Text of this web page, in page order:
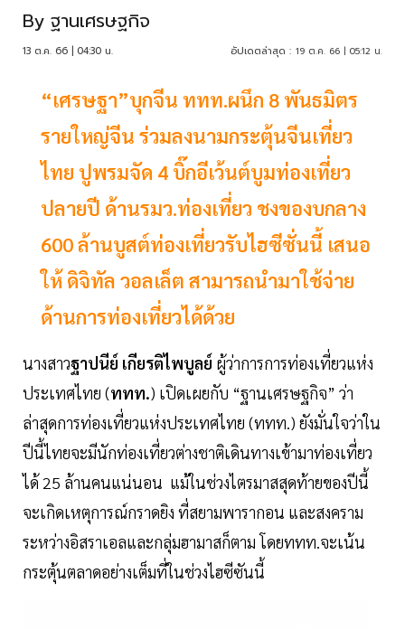
By ฐานเศรษฐกิจ
13 ต.ค. 66 | 04:30 น. อัปเดตล่าสุด : 19 ต.ค. 66 | 05:12 น.
“เศรษฐา”บุกจีน ททท.ผนึก 8 พันธมิตร
รายใหญ่จีน ร่วมลงนามกระตุ้นจีนเที่ยว
ไทย ปูพรมจัด 4 บิ๊กอีเว้นต์บูมท่องเที่ยว
ปลายปี ด้านรมว.ท่องเที่ยว ชงของบกลาง
600 ล้านบูสต์ท่องเที่ยวรับไฮซีซั่นนี้ เสนอ
ให้ ดิจิทัล วอลเล็ต สามารถนำมาใช้จ่าย
ด้านการท่องเที่ยวได้ด้วย
นางสาวฐาปนีย์ เกียรติไพบูลย์ ผู้ว่าการการท่องเที่ยวแห่ง
ประเทศไทย (ททท.) เปิดเผยกับ “ฐานเศรษฐกิจ” ว่า
ล่าสุดการท่องเที่ยวแห่งประเทศไทย (ททท.) ยังมั่นใจว่าใน
ปีนี้ไทยจะมีนักท่องเที่ยวต่างชาติเดินทางเข้ามาท่องเที่ยว
ได้ 25 ล้านคนแน่นอน แม้ในช่วงไตรมาสสุดท้ายของปีนี้
จะเกิดเหตุการณ์กราดยิง ที่สยามพารากอน และสงคราม
ระหว่างอิสราเอลและกลุ่มฮามาสก็ตาม โดยททท.จะเน้น
กระตุ้นตลาดอย่างเต็มที่ในช่วงไฮซีซันนี้